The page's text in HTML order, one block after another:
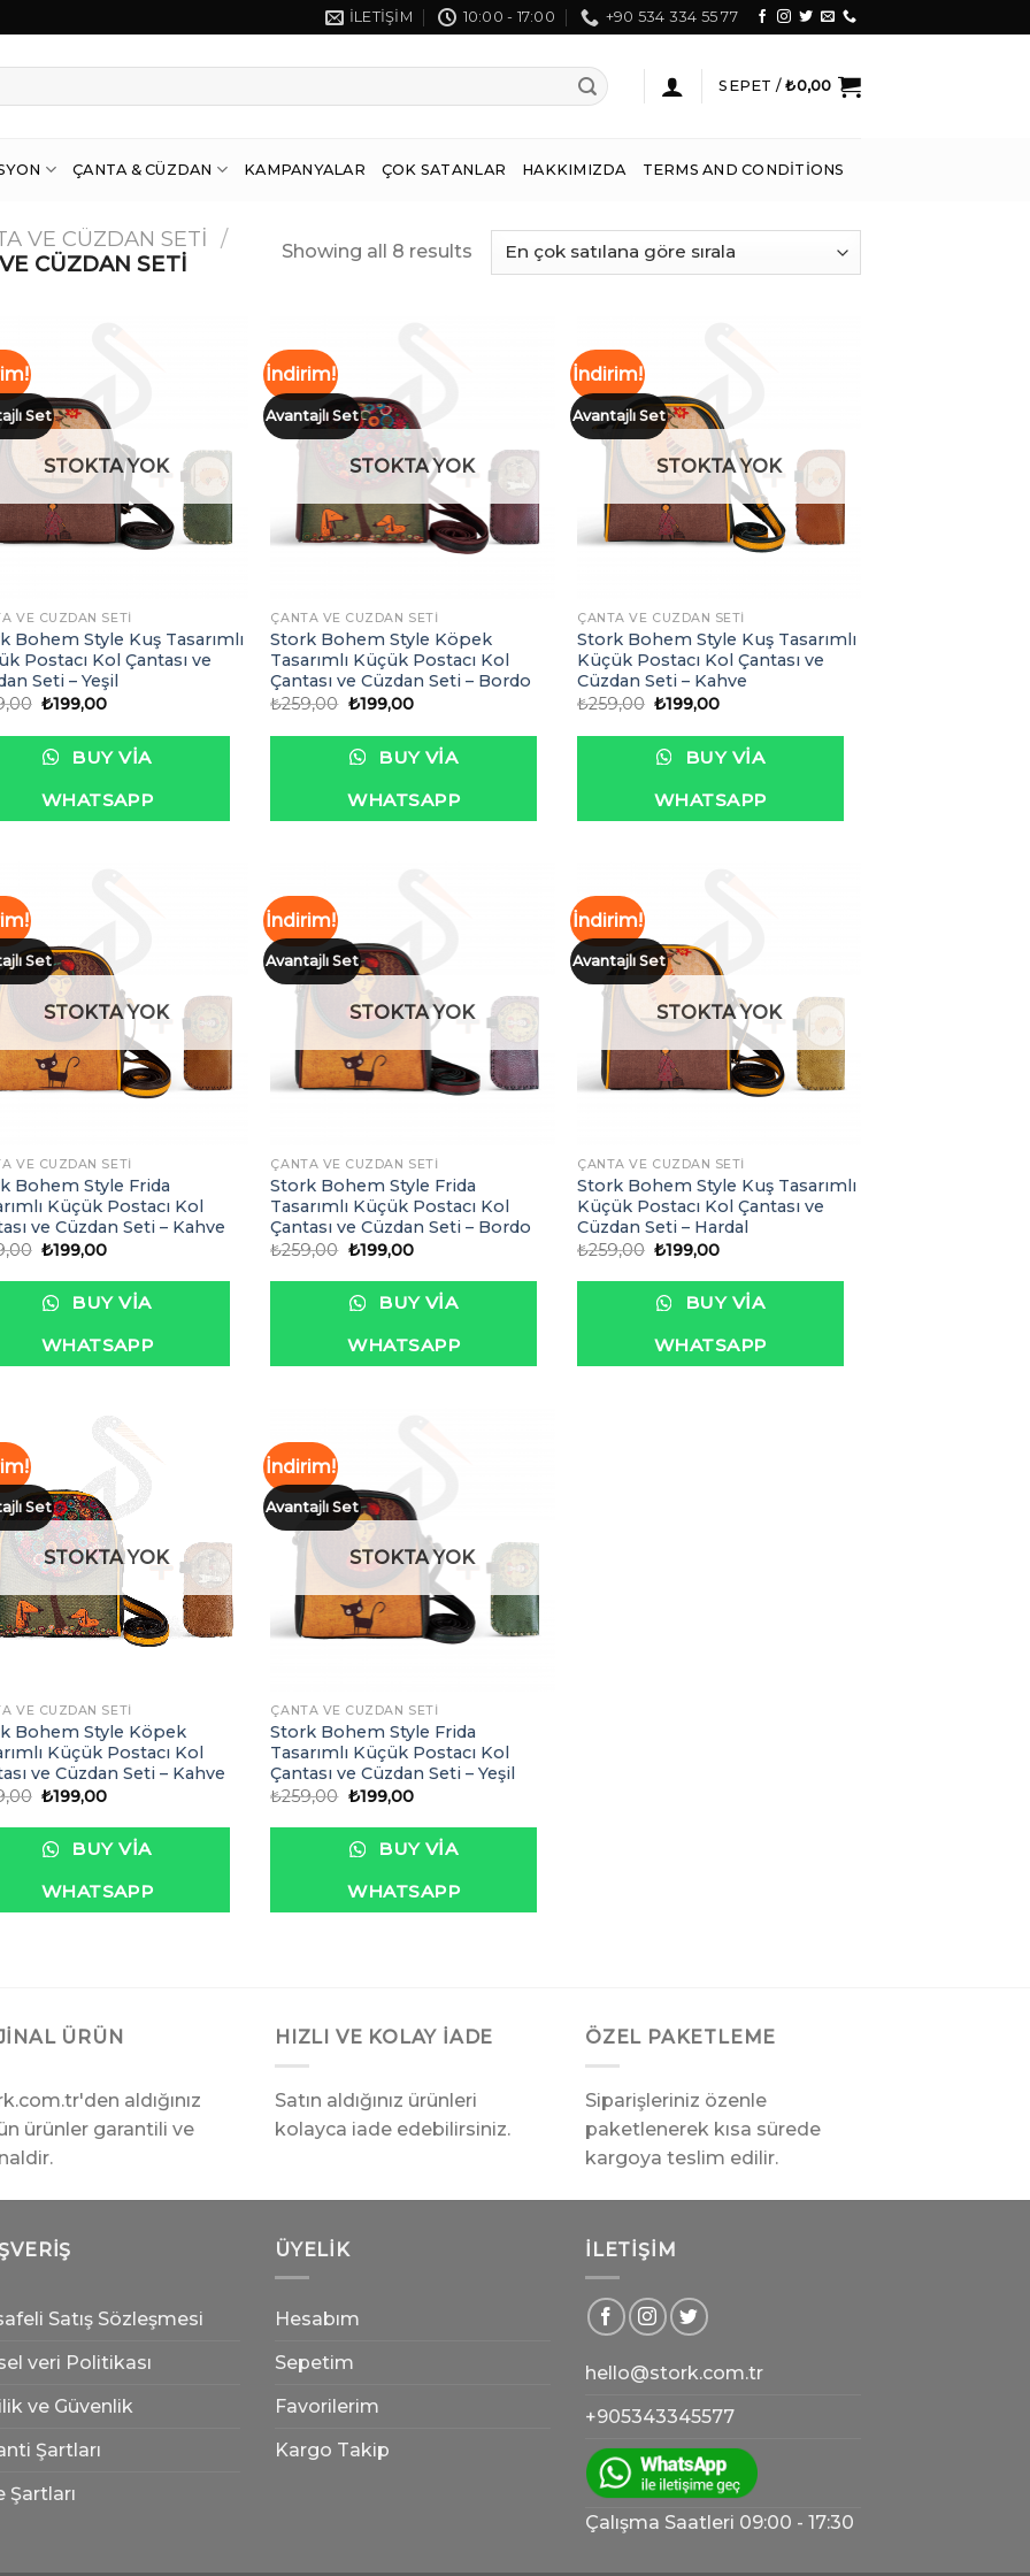
İLETIŞIM 10:00 - 17:00 +90 534 334 55 77
SEPET /₺0,00
ÇANTA & CÜZDAN KAMPANYALAR ÇOK SATANLAR HAKKIMIZDA TERMS AND CONDITIONS
VE CÜZDAN SETI /
CÜZDAN SETI
Showing all 8 results
Set
Ekle
STOKTA YOK
VE CÜZDAN SETI
Bohem Style Kuş Tasarımlı
Postacı Kol Çantası ve
Seti – Yeşil
Orijinal
₺259,00.
₺199,00Şu
fiyat:
₺199,00.
BUY VIA
WHATSAPP
İndirim!
Avantajlı Set
Ekle
STOKTA YOK
ÇANTA VE CÜZDAN SETI
Stork Bohem Style Köpek
Tasarımlı Küçük Postacı Kol
Çantası ve Cüzdan Seti – Bordo
₺259,00 Orijinal
₺259,00.
₺199,00Şu
fiyat:
₺199,00.
BUY VIA
WHATSAPP
İndirim!
Avantajlı Set
Ekle
STOKTA YOK
ÇANTA VE CÜZDAN SETI
Stork Bohem Style Kuş Tasarımlı
Küçük Postacı Kol Çantası ve
Cüzdan Seti – Kahve
₺259,00 Orijinal
₺259,00.
₺199,00Şu
fiyat:
₺199,00.
BUY VIA
WHATSAPP
Set
Ekle
STOKTA YOK
VE CÜZDAN SETI
Bohem Style Frida
Küçük Postacı Kol
ve Cüzdan Seti – Kahve
Orijinal
₺259,00.
₺199,00Şu
fiyat:
₺199,00.
BUY VIA
WHATSAPP
İndirim!
Avantajlı Set
Ekle
STOKTA YOK
ÇANTA VE CÜZDAN SETI
Stork Bohem Style Frida
Tasarımlı Küçük Postacı Kol
Çantası ve Cüzdan Seti – Bordo
₺259,00 Orijinal
₺259,00.
₺199,00Şu
fiyat:
₺199,00.
BUY VIA
WHATSAPP
İndirim!
Avantajlı Set
Ekle
STOKTA YOK
ÇANTA VE CÜZDAN SETI
Stork Bohem Style Kuş Tasarımlı
Küçük Postacı Kol Çantası ve
Cüzdan Seti – Hardal
₺259,00 Orijinal
₺259,00.
₺199,00Şu
fiyat:
₺199,00.
BUY VIA
WHATSAPP
Set
Ekle
STOKTA YOK
VE CÜZDAN SETI
Bohem Style Köpek
Küçük Postacı Kol
ve Cüzdan Seti – Kahve
Orijinal
₺259,00.
₺199,00Şu
fiyat:
₺199,00.
BUY VIA
WHATSAPP
İndirim!
Avantajlı Set
Ekle
STOKTA YOK
ÇANTA VE CÜZDAN SETI
Stork Bohem Style Frida
Tasarımlı Küçük Postacı Kol
Çantası ve Cüzdan Seti – Yeşil
₺259,00 Orijinal
₺259,00.
₺199,00Şu
fiyat:
₺199,00.
BUY VIA
WHATSAPP
ÜRÜN
aldığınız
ürünler garantili ve
HIZLI VE KOLAY İADE
Satın aldığınız ürünleri
kolayca iade edebilirsiniz.
ÖZEL PAKETLEME
Siparişleriniz özenle
paketlenerek kısa sürede
kargoya teslim edilir.
Satış Sözleşmesi
veri Politikası
ve Güvenlik
Şartları
Şartları
ÜYELIK
Hesabım
Sepetim
Favorilerim
Kargo Takip
İLETIŞIM
hello@stork.com.tr
+905343345577
Çalışma Saatleri 09:00 - 17:30